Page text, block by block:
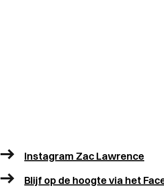
Instagram Zac Lawrence
Blijf op de hoogte via het